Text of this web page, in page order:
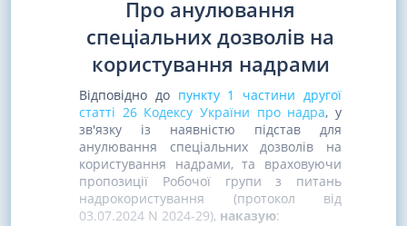
Про анулювання
спеціальних дозволів на
користування надрами
Відповідно до пункту 1 частини другої
статті 26 Кодексу України про надра, у
зв'язку із наявністю підстав для
анулювання спеціальних дозволів на
користування надрами, та враховуючи
пропозиції Робочої групи з питань
надрокористування (протокол від
03.07.2024 N 2024-29), наказую: